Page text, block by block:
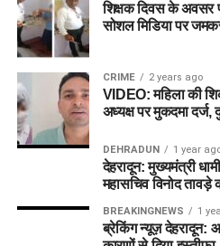
शिक्षक दिवस के अवसर
सोशल मिडिया पर
CRIME 2 years ago
VIDEO: महिला की
अध्यक्ष पर मुकदमा दर्ज,
DEHRADUN 1 year
देहरादून: मुख्यमंत्री
महासचिव विनोद
BREAKINGNEWS 1
ब्रेकिंग न्यूज़ देहरादून: